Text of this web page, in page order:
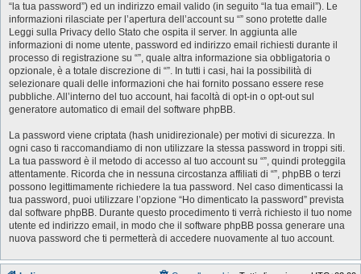
“la tua password”) ed un indirizzo email valido (in seguito “la tua email”). Le
informazioni rilasciate per l’apertura dell’account su “” sono protette dalle
Leggi sulla Privacy dello Stato che ospita il server. In aggiunta alle
informazioni di nome utente, password ed indirizzo email richiesti durante il
processo di registrazione su “”, quale altra informazione sia obbligatoria o
opzionale, è a totale discrezione di “”. In tutti i casi, hai la possibilità di
selezionare quali delle informazioni che hai fornito possano essere rese
pubbliche. All’interno del tuo account, hai facoltà di opt-in o opt-out sul
generatore automatico di email del software phpBB.
La password viene criptata (hash unidirezionale) per motivi di sicurezza. In
ogni caso ti raccomandiamo di non utilizzare la stessa password in troppi siti.
La tua password è il metodo di accesso al tuo account su “”, quindi proteggila
attentamente. Ricorda che in nessuna circostanza affiliati di “”, phpBB o terzi
possono legittimamente richiedere la tua password. Nel caso dimenticassi la
tua password, puoi utilizzare l’opzione “Ho dimenticato la password” prevista
dal software phpBB. Durante questo procedimento ti verrà richiesto il tuo nome
utente ed indirizzo email, in modo che il software phpBB possa generare una
nuova password che ti permetterà di accedere nuovamente al tuo account.